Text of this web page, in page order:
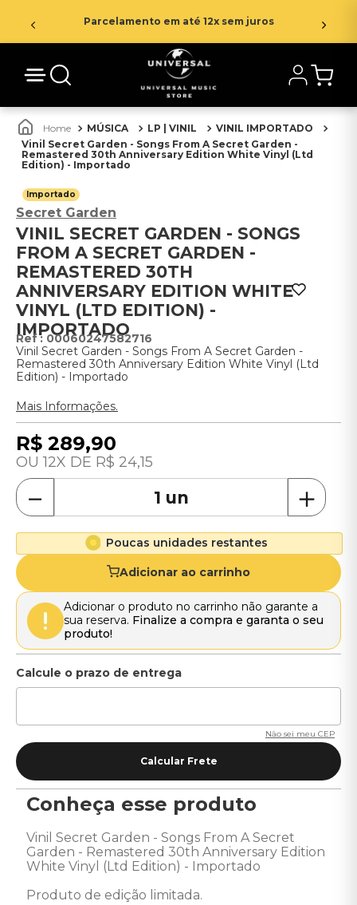
Parcelamento em até 12x sem juros
MÚSICA LP | VINIL
VINIL IMPORTADO
Vinil Secret Garden - Songs From A Secret Garden -
Remastered 30th Anniversary Edition White Vinyl (Ltd
Edition) - Importado
Importado
Secret Garden
VINIL SECRET GARDEN - SONGS
FROM A SECRET GARDEN -
REMASTERED 30TH
ANNIVERSARY EDITION WHITE
VINYL (LTD EDITION) -
IMPORTADO
: 00060247582716
Vinil Secret Garden - Songs From A Secret Garden -
Remastered 30th Anniversary Edition White Vinyl (Ltd
Edition) - Importado
Mais Informações.
R$ 289,90
12 R$ 24,15
＋
－
Poucas unidades restantes
Adicionar ao carrinho
Adicionar o produto no carrinho não garante a
sua reserva. Finalize a compra e garanta o seu
produto!
Não sei meu CEP
Conheça esse produto
Vinil Secret Garden - Songs From A Secret
Garden - Remastered 30th Anniversary Edition
White Vinyl (Ltd Edition) - Importado
Produto de edição limitada.